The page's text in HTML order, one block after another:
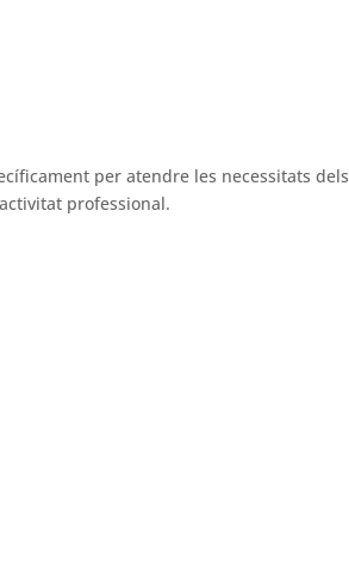
per atendre les necessitats dels
professional.